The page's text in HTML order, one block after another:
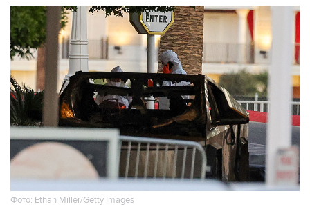
Фото: Ethan Miller/Getty Images